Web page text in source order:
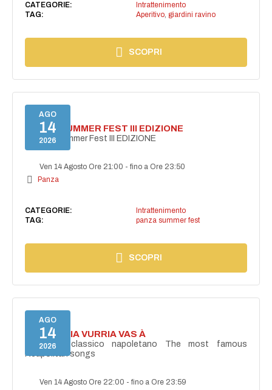
CATEGORIE:
Intrattenimento
TAG:
Aperitivo, giardini ravino
SCOPRI
AGO
14
2026
PANZA SUMMER FEST III EDIZIONE
PANZA Summer Fest III EDIZIONE
Ven 14 Agosto Ore 21:00 -fino a Ore 23:50
Panza
CATEGORIE:
Intrattenimento
TAG:
panza summer fest
SCOPRI
AGO
14
2026
I'TE VURRIA VURRIA VAS À
Concerto classico napoletano The most famous
Neapolitan songs
Ven 14 Agosto Ore 22:00 -fino a Ore 23:59